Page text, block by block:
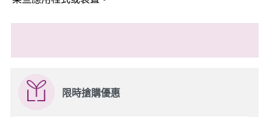
限時搶購優惠